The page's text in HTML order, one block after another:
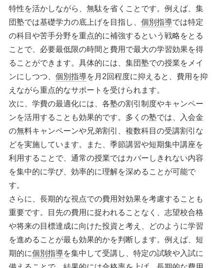
特性を活かしながら、無駄を省くことです。例えば、集
団塾では基礎学力の底上げを目指し、 個別指導では特定
の科目や苦手分野を重点的に補強するという戦略をとる
ことで、必要最低限の時間と費用で最大の学習効果を得
ることができます。具体的には、集団塾での授業をメイ
ンにしつつ、 個別指導を月2回程度に抑えると、費用を抑
えながら重点的なサポートを受けられます。
次に、学費の最適化には、各塾の割引制度やキャンペー
ンを活用することも効果的です。多くの塾では、入会金
の無料キャンペーンや兄弟割引、複数科目の受講割引な
どを実施しています。また、季節講習や短期集中講座を
利用することで、通常の授業ではカバーしきれない内容
を集中的に学び、効率的に理解を深めることが可能で
す。
さらに、長期的な視点での費用対効果を考慮することも
重要です。目先の費用に捉われることなく、志望校合格
や将来の目標達成に向けた投資と考え、どのように学習
を進めることが最も効果的かを判断します。例えば、短
期的に個別指導を集中して受講し、特定の試験や入試に